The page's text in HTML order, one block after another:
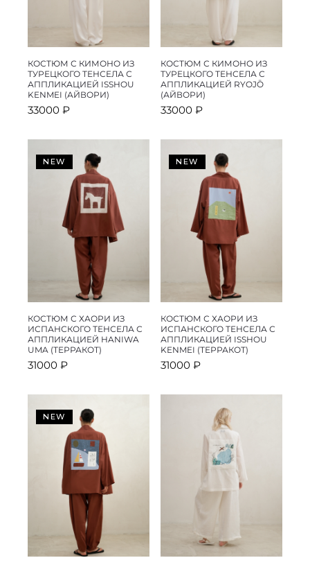
КОСТЮМ С КИМОНО ИЗ
ТУРЕЦКОГО ТЕНСЕЛА С
АППЛИКАЦИЕЙ ISSHOU
KENMEI (АЙВОРИ)
33000 ₽
КОСТЮМ С КИМОНО ИЗ
ТУРЕЦКОГО ТЕНСЕЛА С
АППЛИКАЦИЕЙ RYOJŌ
(АЙВОРИ)
33000 ₽
NEW
КОСТЮМ С ХАОРИ ИЗ
ИСПАНСКОГО ТЕНСЕЛА С
АППЛИКАЦИЕЙ HANIWA
UMA (ТЕРРАКОТ)
31000 ₽
NEW
КОСТЮМ С ХАОРИ ИЗ
ИСПАНСКОГО ТЕНСЕЛА С
АППЛИКАЦИЕЙ ISSHOU
KENMEI (ТЕРРАКОТ)
31000 ₽
NEW